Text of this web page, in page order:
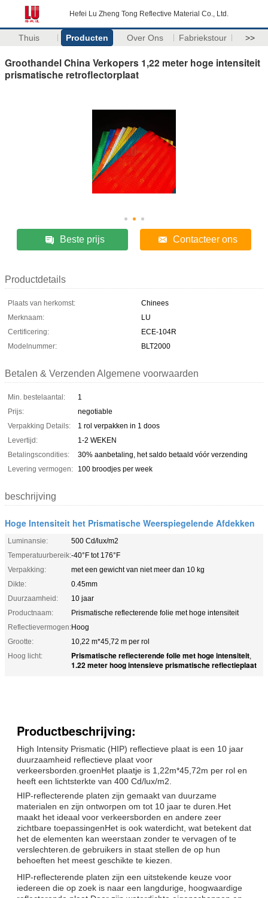
Hefei Lu Zheng Tong Reflective Material Co., Ltd.
Thuis Producten Over Ons Fabriekstour >>
Groothandel China Verkopers 1,22 meter hoge intensiteit
prismatische retroflectorplaat
Beste prijs Contacteer ons
Productdetails
Plaats van herkomst:
Chinees
Merknaam:
LU
Certificering:
ECE-104R
Modelnummer:
BLT2000
Betalen & Verzenden Algemene voorwaarden
Min. bestelaantal:
1
Prijs:
negotiable
Verpakking Details:
1 rol verpakken in 1 doos
Levertijd:
1-2 WEKEN
Betalingscondities:
30% aanbetaling, het saldo betaald vóór verzending
Levering vermogen:
100 broodjes per week
beschrijving
Hoge Intensiteit het Prismatische Weerspiegelende Afdekken
Luminansie:
500 Cd/lux/m2
Temperatuurbereik:-40°F tot 176°F
Verpakking:
met een gewicht van niet meer dan 10 kg
Dikte:
0.45mm
Duurzaamheid:
10 jaar
Productnaam:
Prismatische reflecterende folie met hoge intensiteit
Reflectievermogen:Hoog
Grootte:
10,22 m*45,72 m per rol
Hoog licht:
Prismatische reflecterende folie met hoge intensiteit,
1.22 meter hoog intensieve prismatische reflectieplaat
Productbeschrijving:
High Intensity Prismatic (HIP) reflectieve plaat is een 10 jaar
duurzaamheid reflectieve plaat voor
verkeersborden.groenHet plaatje is 1,22m*45,72m per rol en
heeft een lichtsterkte van 400 Cd/lux/m2.
HIP-reflecterende platen zijn gemaakt van duurzame
materialen en zijn ontworpen om tot 10 jaar te duren.Het
maakt het ideaal voor verkeersborden en andere zeer
zichtbare toepassingenHet is ook waterdicht, wat betekent dat
het de elementen kan weerstaan zonder te vervagen of te
verslechteren.de gebruikers in staat stellen de op hun
behoeften het meest geschikte te kiezen.
HIP-reflecterende platen zijn een uitstekende keuze voor
iedereen die op zoek is naar een langdurige, hoogwaardige